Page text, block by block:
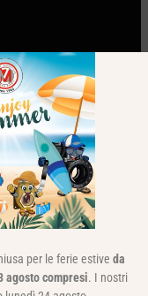
per le ferie estive da
agosto compresi. I nostri